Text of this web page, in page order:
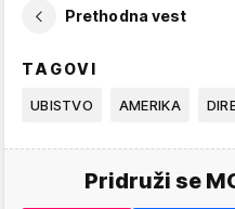
Prethodna vest
TAGOVI
UBISTVO AMERIKA
Pridruži se